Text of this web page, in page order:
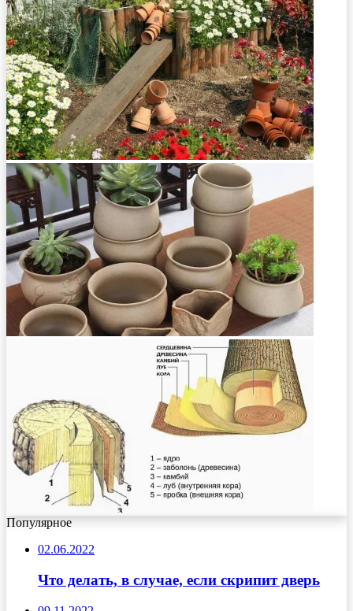
Популярное
02.06.2022
Что делать, в случае, если скрипит дверь